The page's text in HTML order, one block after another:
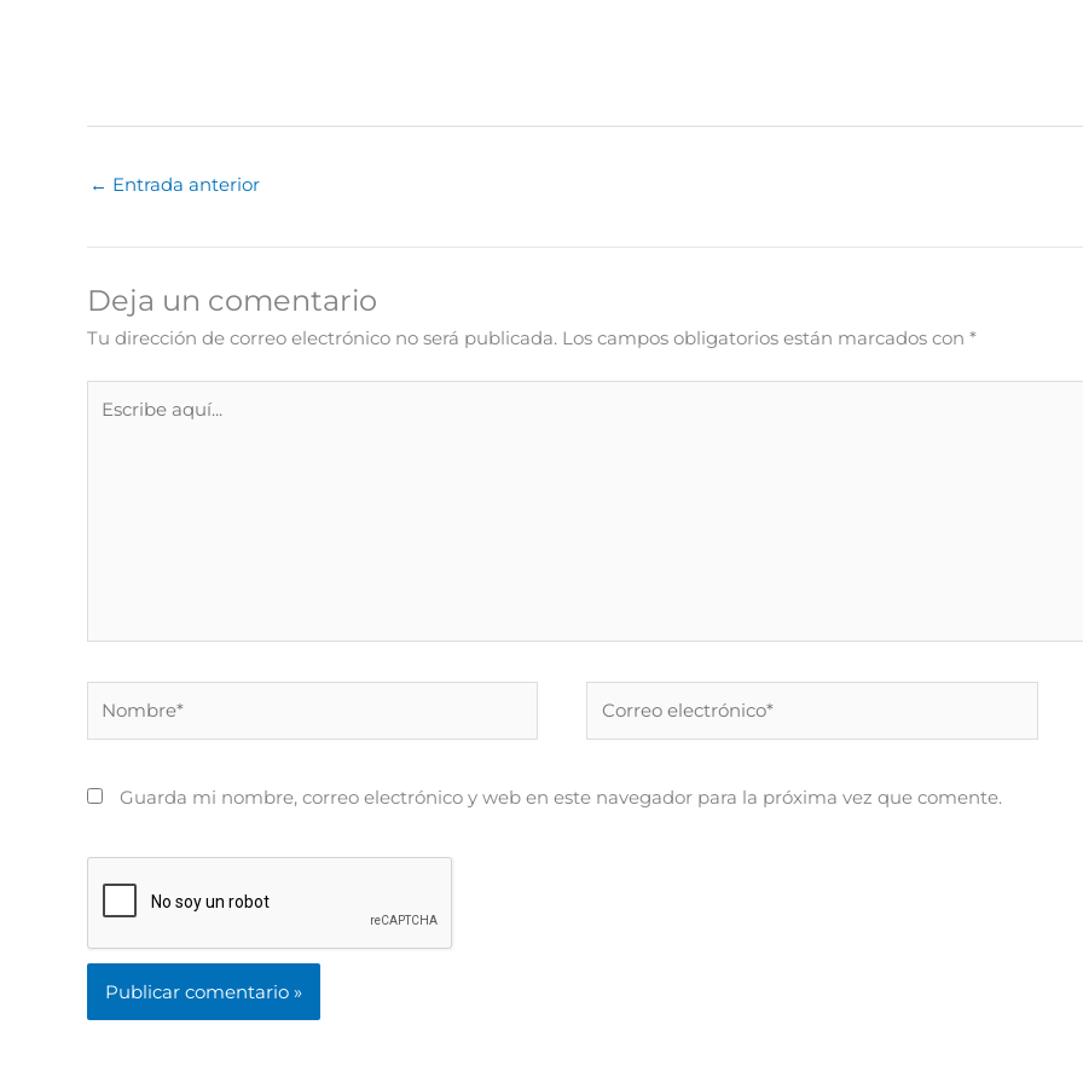
← Entrada anterior
Deja un comentario
Tu dirección de correo electrónico no será publicada. Los campos obligatorios están marcados con *
aquí...
electrónico*
Guarda mi nombre, correo electrónico y web en este navegador para la próxima vez que comente.